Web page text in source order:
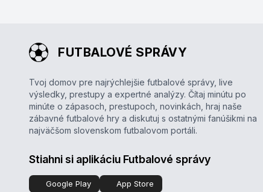
FUTBALOVÉ SPRÁVY
Tvoj domov pre najrýchlejšie futbalové správy, live
výsledky, prestupy a expertné analýzy. Čítaj minútu po
minúte o zápasoch, prestupoch, novinkách, hraj naše
zábavné futbalové hry a diskutuj s ostatnými fanúšikmi na
najväčšom slovenskom futbalovom portáli.
Stiahni si aplikáciu Futbalové správy
Google Play App Store